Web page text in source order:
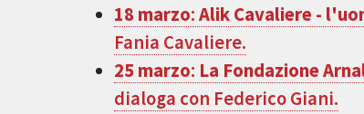
18 marzo:Alik Cavaliere -
Fania Cavaliere.
25 marzo: La Fondazione
dialoga con Federico Giani.